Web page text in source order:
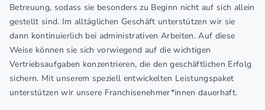
Betreuung, sodass sie besonders zu Beginn nicht auf sich allein
gestellt sind. Im alltäglichen Geschäft unterstützen wir sie
dann kontinuierlich bei administrativen Arbeiten. Auf diese
Weise können sie sich vorwiegend auf die wichtigen
Vertriebsaufgaben konzentrieren, die den geschäftlichen Erfolg
sichern. Mit unserem speziell entwickelten Leistungspaket
unterstützen wir unsere Franchisenehmer*innen dauerhaft.